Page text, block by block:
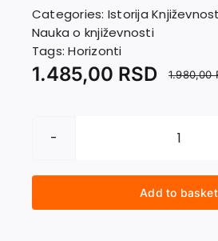
Contact
Categories: Istorija
Nauka o književnosti
Tags:Horizonti
1.980,00
1.485,00 RSD
Add to basket